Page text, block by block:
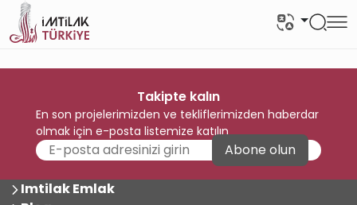
Takipte kalın
En son projelerimizden ve tekliflerimizden haberdar
olmak için e-posta listemize katılın
Abone olun
Imtilak Emlak